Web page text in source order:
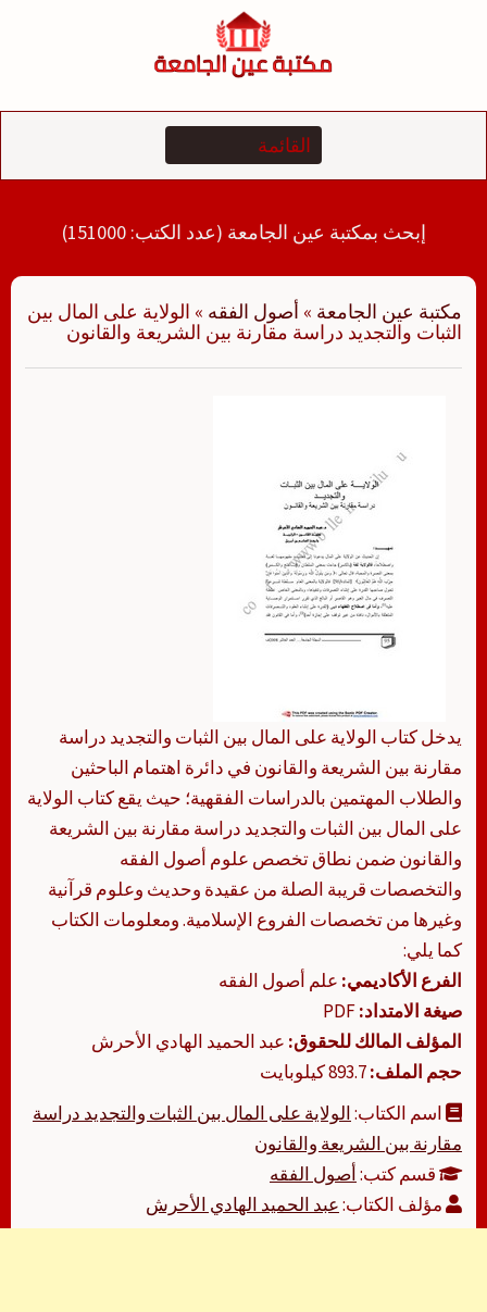
إبحث بمكتبة عين الجامعة (عدد الكتب: 151000)
مكتبة عين الجامعة » أصول الفقه » الولاية على المال بين
الثبات والتجديد دراسة مقارنة بين الشريعة والقانون
يدخل كتاب الولاية على المال بين الثبات والتجديد دراسة
مقارنة بين الشريعة والقانون في دائرة اهتمام الباحثين
والطلاب المهتمين بالدراسات الفقهية؛ حيث يقع كتاب الولاية
على المال بين الثبات والتجديد دراسة مقارنة بين الشريعة
والقانون ضمن نطاق تخصص علوم أصول الفقه
والتخصصات قريبة الصلة من عقيدة وحديث وعلوم قرآنية
وغيرها من تخصصات الفروع الإسلامية. ومعلومات الكتاب
كما يلي:
الفرع الأكاديمي: علم أصول الفقه
صيغة الامتداد:
المؤلف المالك للحقوق: عبد الحميد الهادي الأحرش
حجم الملف:
اسم الكتاب:الولاية على المال بين الثبات والتجديد دراسة
مقارنة بين الشريعة والقانون
قسم كتب:أصول الفقه
مؤلف الكتاب:عبد الحميد الهادي الأحرش